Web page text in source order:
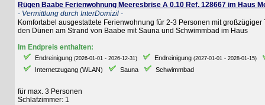
Rügen Baabe Ferienwohnung Meeresbrise A 0.10 Ref. 128667 im Haus
- Vermittlung durch InterDomizil -
Komfortabel ausgestattete Ferienwohnung für 2-3 Personen mit großzügiger
den Dünen am Strand von Baabe mit Sauna und Schwimmbad im Haus
Im Endpreis enthalten:
Endreinigung(2026-01-01 - 2026-12-31) Endreinigung(2027-01-01 - 2028-01-15)
Internetzugang (WLAN)
Sauna Schwimmbad
für max. 3 Personen
Schlafzimmer: 1